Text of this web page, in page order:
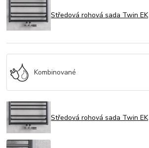
Středová rohová sada Twin EK
Kombinované
Středová rohová sada Twin EK